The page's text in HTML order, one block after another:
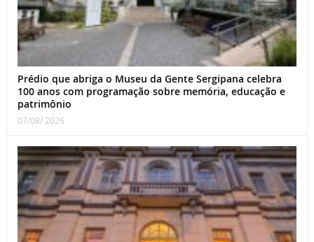
Prédio que abriga o Museu da Gente Sergipana celebra
100 anos com programação sobre memória, educação e
patrimônio
07/08/ 2026